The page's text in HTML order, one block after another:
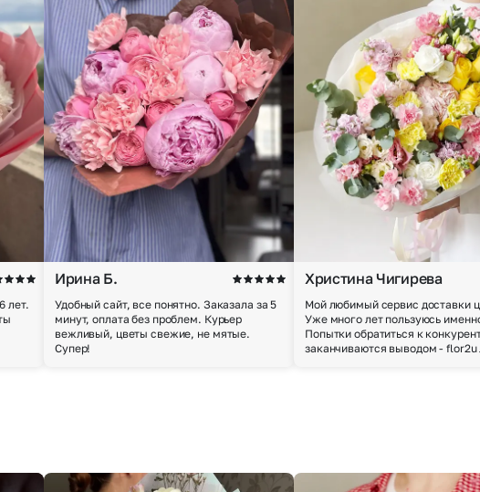
Выберите город доставки
лет.
Ирина Б.
Удобный сайт, все понятно. Заказала за 5
минут, оплата без проблем. Курьер
вежливый, цветы свежие, не мятые.
Супер!
Христина Чигирева
Мой любимый сервис доставки
Уже много лет пользуюсь
Попытки обратиться к
заканчиваются выводом -